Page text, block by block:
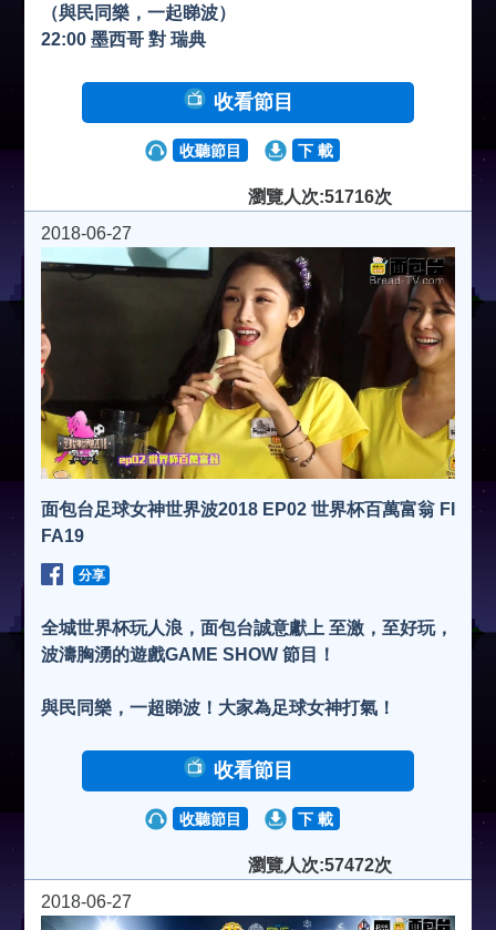
（與民同樂，一起睇波）
22:00 墨西哥 對 瑞典
收看節目
收聽節目 下 載
瀏覽人次:51716次
2018-06-27
面包台足球女神世界波2018 EP02 世界杯百萬富翁 FI
FA19
分享
全城世界杯玩人浪，面包台誠意獻上 至激，至好玩，
波濤胸湧的遊戲GAME SHOW 節目！
與民同樂，一超睇波！大家為足球女神打氣！
收看節目
收聽節目 下 載
瀏覽人次:57472次
2018-06-27